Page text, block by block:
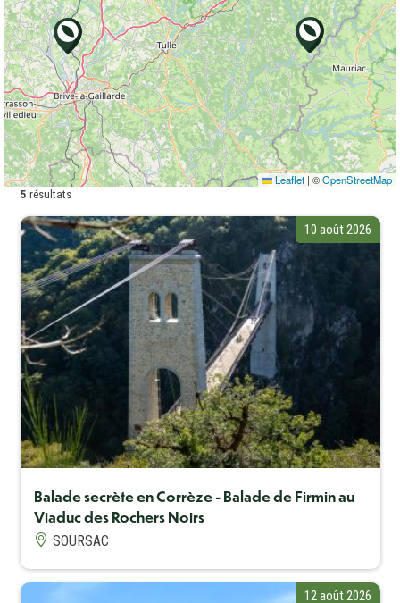
5 résultats
10 août 2026
Balade secrète en Corrèze - Balade de Firmin au
Viaduc des Rochers Noirs
SOURSAC
12 août 2026
Leaflet | ©OpenStreetMap